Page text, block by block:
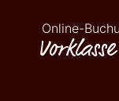
Online-